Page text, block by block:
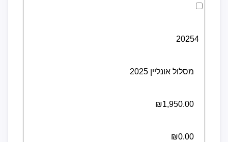
לבחירת מסלול אונליין 2025 לחצו כאן
20254
מסלול אונליין 2025
₪1,950.00
₪0.00